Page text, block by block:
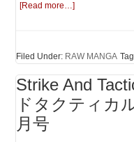
[Read more…]
Filed Under: RAW MANGA
Strike And
ドタクティカ
月号